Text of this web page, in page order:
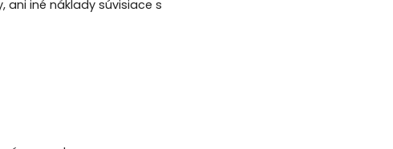
ani iné náklady súvisiace s